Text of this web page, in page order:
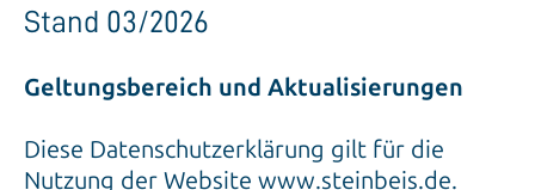
Stand 03/2026
Geltungsbereich und Aktualisierungen
Diese Datenschutzerklärung gilt für die
Nutzung der Website www.steinbeis.de.